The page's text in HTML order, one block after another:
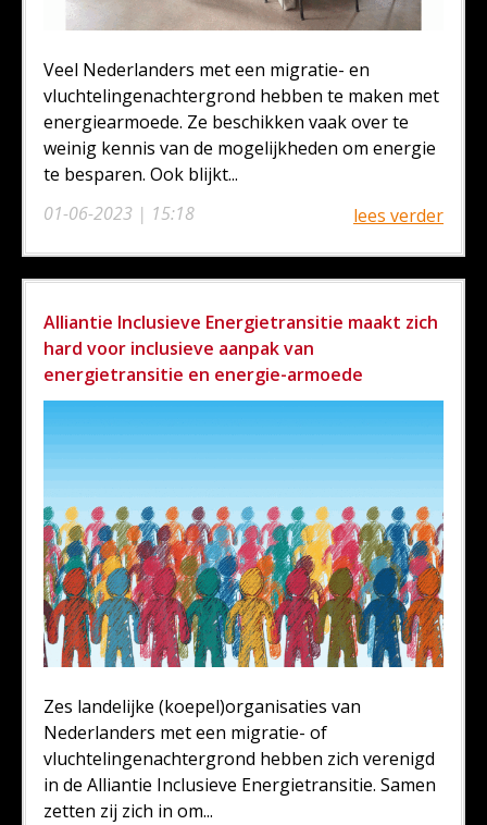
01-06-2023 | 15:18
Veel Nederlanders met een migratie- en
vluchtelingenachtergrond hebben te maken met
energiearmoede. Ze beschikken vaak over te
weinig kennis van de mogelijkheden om energie
te besparen. Ook blijkt...
lees verder
Alliantie Inclusieve Energietransitie maakt zich
hard voor inclusieve aanpak van
energietransitie en energie-armoede
Zes landelijke (koepel)organisaties van
Nederlanders met een migratie- of
vluchtelingenachtergrond hebben zich verenigd
in de Alliantie Inclusieve Energietransitie. Samen
zetten zij zich in om...